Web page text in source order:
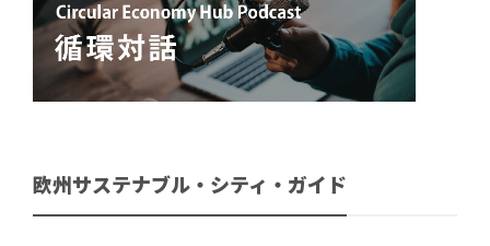
欧州サステナブル・シティ・ガイド